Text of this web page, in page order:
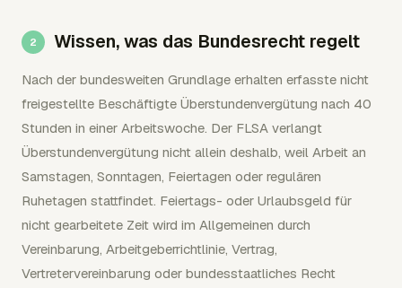
Wissen, was das Bundesrecht regelt
Nach der bundesweiten Grundlage erhalten erfasste nicht
freigestellte Beschäftigte Überstundenvergütung nach 40
Stunden in einer Arbeitswoche. Der FLSA verlangt
Überstundenvergütung nicht allein deshalb, weil Arbeit an
Samstagen, Sonntagen, Feiertagen oder regulären
Ruhetagen stattfindet. Feiertags- oder Urlaubsgeld für
nicht gearbeitete Zeit wird im Allgemeinen durch
Vereinbarung, Arbeitgeberrichtlinie, Vertrag,
Vertretervereinbarung oder bundesstaatliches Recht